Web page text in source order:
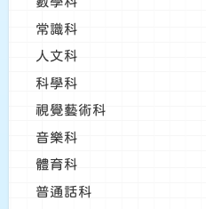
常識科
人文科
科學科
視覺藝術科
音樂科
體育科
普通話科